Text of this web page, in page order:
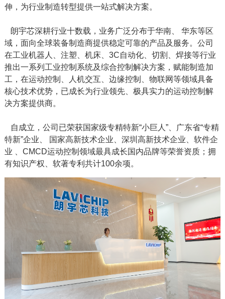
伸，为行业制造转型提供一站式解决方案。
朗宇芯深耕行业十数载，业务广泛分布于华南、 华东等区
域，面向全球装备制造商提供稳定可靠的产品及服务。公司
在工业机器人、注塑、机床、3C自动化、切割、焊接等行业
推出一系列工业控制系统及综合控制解决方案，赋能制造加
工，在运动控制、人机交互、边缘控制、物联网等领域具备
核心技术优势，已成长为行业领先、极具实力的运动控制解
决方案提供商。
自成立，公司已荣获国家级专精特新“小巨人”、广东省“专精
特新”企业、 国家高新技术企业、深圳高新技术企业、软件企
业 、CMCD运动控制领域最具成长国内品牌等荣誉资质；拥
有知识产权、软著专利共计100余项。